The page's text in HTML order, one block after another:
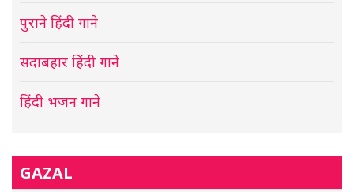
पुराने हिंदी गाने
सदाबहार हिंदी गाने
हिंदी भजन गाने
GAZAL